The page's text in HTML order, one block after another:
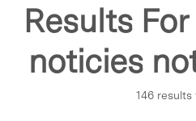
Results For
noticies
146 results